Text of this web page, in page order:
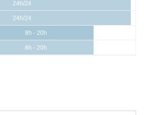
24h/24
24h/24
8h - 20h
8h - 20h